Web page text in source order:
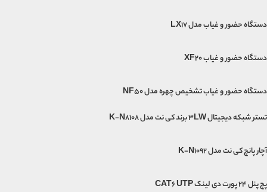
دستگاه حضور و غیاب مدل LX17
دستگاه حضور و غیاب XF20
دستگاه حضور و غیاب تشخیص چهره مدل NF50
تستر شبکه دیجیتال 3LW برند کی نت مدل K-N8108
آچار پانچ کی نت مدل K-N1092
پچ پنل 24 پورت دی لینک CAT6 UTP